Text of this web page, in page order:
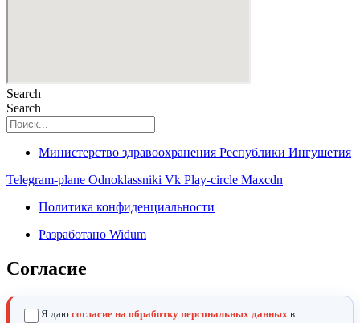
Search
Search
Министерство здравоохранения Республики Ингушетия
Telegram-plane Odnoklassniki Vk Play-circle Maxcdn
Политика конфиденциальности
Разработано Widum
Согласие
Я даю согласие на обработку персональных данных в